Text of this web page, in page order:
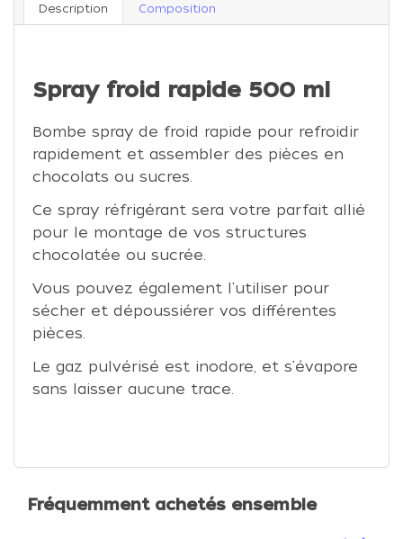
Description Composition
Spray froid rapide 500 ml
Bombe spray de froid rapide pour refroidir
rapidement et assembler des pièces en
chocolats ou sucres.
Ce spray réfrigérant sera votre parfait allié
pour le montage de vos structures
chocolatée ou sucrée.
Vous pouvez également l'utiliser pour
sécher et dépoussiérer vos différentes
pièces.
Le gaz pulvérisé est inodore, et s'évapore
sans laisser aucune trace.
Fréquemment achetés ensemble